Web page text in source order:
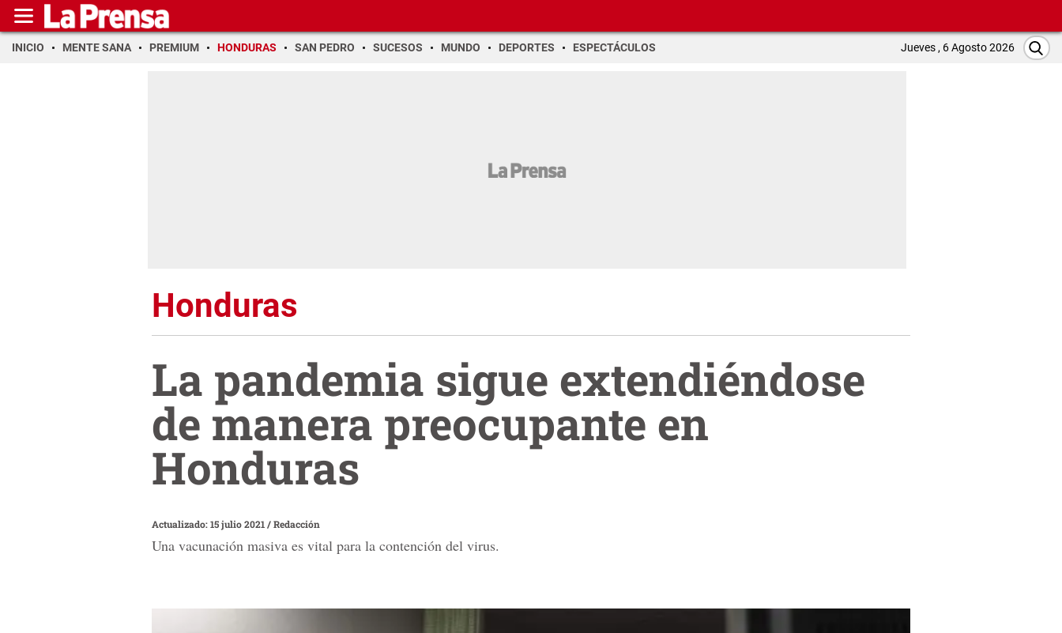
INICIO MENTE SANA PREMIUM HONDURAS SAN PEDRO SUCESOS MUNDO DEPORTES ESPECTÁCULOS Jueves , 6 Agosto 2026
Honduras
La pandemia sigue extendiéndose
de manera preocupante en
Honduras
Actualizado: 15 julio 2021 /Redacción
Una vacunación masiva es vital para la contención del virus.